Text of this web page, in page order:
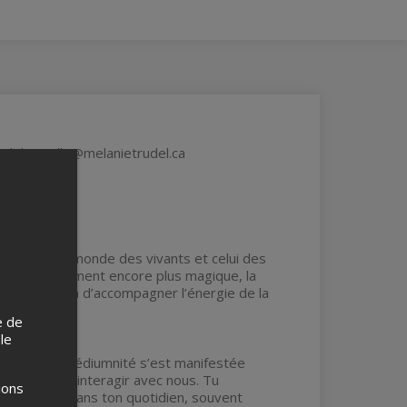
au mlle@melanietrudel.ca
où le monde des vivants et celui des
l’événement encore plus magique, la
afin d’accompagner l’énergie de la
la médiumnité s’est manifestée
et d’interagir avec nous. Tu
dans ton quotidien, souvent
de